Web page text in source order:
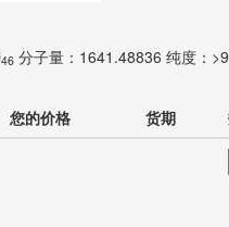
46 分子量：1641.48836 纯度：
您的价格 货期